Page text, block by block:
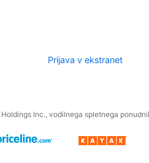
Prijava v ekstranet
Inc., vodilnega spletnega